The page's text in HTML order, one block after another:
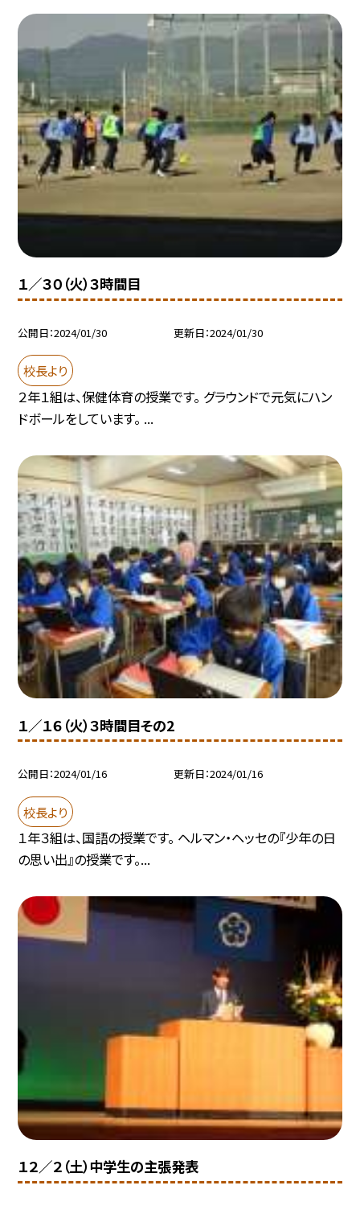
１／３０（火）３時間目
公開日 2024/01/30 更新日 2024/01/30
校長より
２年１組は、保健体育の授業です。 グラウンドで元気にハン
ドボールをしています。 ...
１／１６（火）３時間目その2
公開日 2024/01/16 更新日 2024/01/16
校長より
１年３組は、国語の授業です。 ヘルマン・ヘッセの『少年の日
の思い出』の授業です。...
１２／２（土）中学生の主張発表